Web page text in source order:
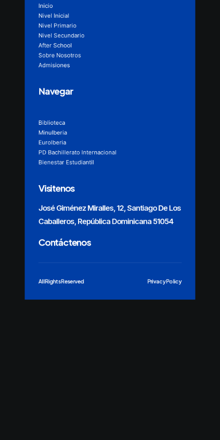
Inicio
Nivel Inicial
Nivel Primario
Nivel Secundario
After School
Sobre Nosotros
Admisiones
Navegar
Biblioteca
MinuIberia
EuroIberia
PD Bachillerato Internacional
Bienestar Estudiantil
Visitenos
José Giménez Miralles, 12, Santiago De Los
Caballeros, República Dominicana 51054
Contáctenos
All Rights Reserved Privacy Policy